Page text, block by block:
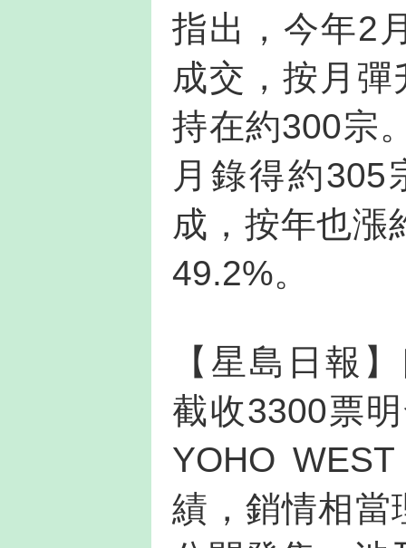
指出，今年2
成交，按月
持在約300宗
月錄得約305
成，按年也漲
49.2%。
【星島日報
截收3300票
YOHO
績，銷情相當